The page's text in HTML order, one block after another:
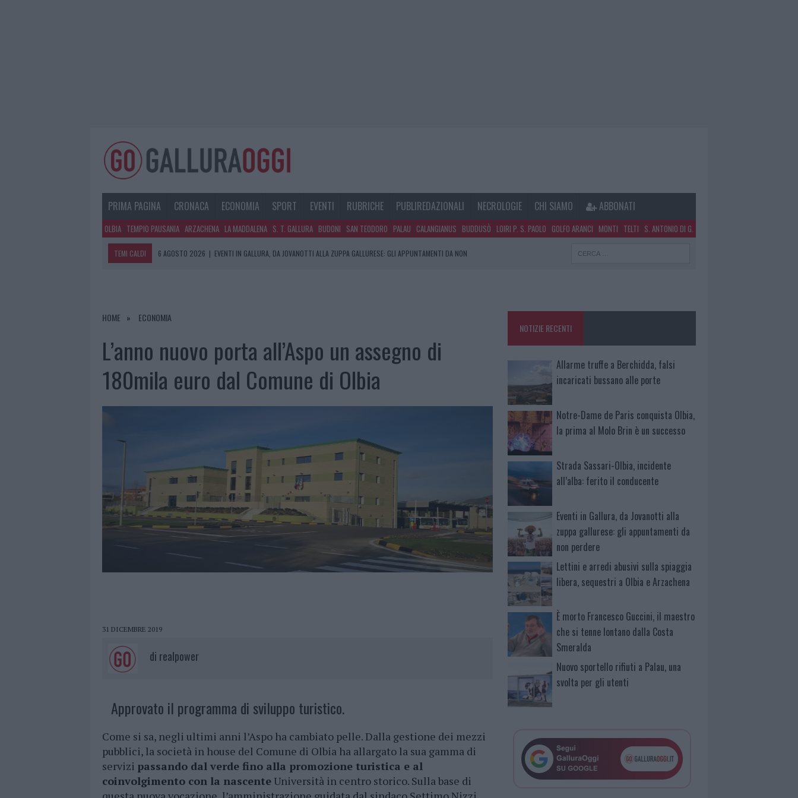
PRIMA PAGINA CRONACA ECONOMIA SPORT EVENTI RUBRICHE PUBLIREDAZIONALI NECROLOGIE CHI SIAMO ABBONATI
OLBIA TEMPIO PAUSANIA ARZACHENA LA MADDALENA S. T. GALLURA BUDONI SAN TEODORO PALAU CALANGIANUS BUDDUSÒ LOIRI P. S. PAOLO GOLFO ARANCI MONTI TELTI S. ANTONIO DI G.
TEMI CALDI 6 AGOSTO 2026 | EVENTI IN GALLURA, DA JOVANOTTI ALLA ZUPPA GALLURESE: GLI APPUNTAMENTI DA NON
6 AGOSTO 2026 |
6 AGOSTO 2026
| STRADA SASSARI-OLBIA, INCIDENTE ALL’ALBA: FERITO IL CONDUCENTE
HOME ECONOMIA
L’anno nuovo porta all’Aspo un assegno di
180mila euro dal Comune di Olbia
31 DICEMBRE 2019
di realpower
Approvato il programma di sviluppo turistico.
Come si sa, negli ultimi anni l’Aspo ha cambiato pelle. Dalla gestione dei mezzi
pubblici, la società in house del Comune di Olbia ha allargato la sua gamma di
servizi passando dal verde fino alla promozione turistica e al
coinvolgimento con la nascente Università in centro storico. Sulla base di
NOTIZIE RECENTI
Allarme truffe a Berchidda, falsi
incaricati bussano alle porte
Notre-Dame de Paris conquista Olbia,
la prima al Molo Brin è un successo
Strada Sassari-Olbia, incidente
all’alba: ferito il conducente
Eventi in Gallura, da Jovanotti alla
zuppa gallurese: gli appuntamenti da
non perdere
Lettini e arredi abusivi sulla spiaggia
libera, sequestri a Olbia e Arzachena
È morto Francesco Guccini, il maestro
che si tenne lontano dalla Costa
Smeralda
Nuovo sportello rifiuti a Palau, una
svolta per gli utenti